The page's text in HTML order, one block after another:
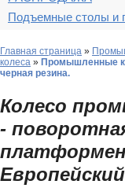
Подъемные столы и
Главная страница »
колеса » Промышленные
черная резина.
Колесо
-